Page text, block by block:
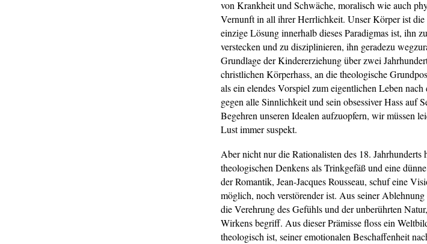
von Krankheit und Schwäche, moralisch wie auch
Vernunft in all ihrer Herrlichkeit. Unser Körper ist die
einzige Lösung innerhalb dieses Paradigmas ist, ihn
verstecken und zu disziplinieren, ihn geradezu
Grundlage der Kindererziehung über zwei
christlichen Körperhass, an die theologische
als ein elendes Vorspiel zum eigentlichen Leben
gegen alle Sinnlichkeit und sein obsessiver Hass auf
Begehren unseren Idealen aufzuopfern, wir müssen
Lust immer suspekt.
Aber nicht nur die Rationalisten des 18.
theologischen Denkens als Trinkgefäß und eine
der Romantik, Jean-Jacques Rousseau, schuf eine
möglich, noch verstörender ist. Aus seiner
die Verehrung des Gefühls und der unberührten
Wirkens begriff. Aus dieser Prämisse floss ein
theologisch ist, seiner emotionalen Beschaffenheit